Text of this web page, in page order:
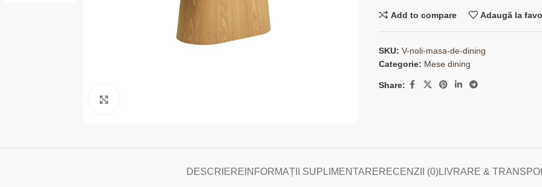
Add to compare Adaugă la
SKU: V-noli-masa-de-dining
Categorie: Mese dining
Share:
DESCRIERE INFORMAȚII SUPLIMENTARERECENZII (0)LIVRARE &